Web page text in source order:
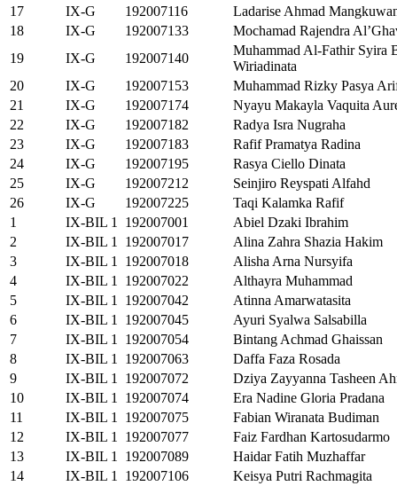
17
IX-G 192007116
Ladarise Ahmad
18
IX-G 192007133
Mochamad Rajendra
19
IX-G 192007140
Muhammad Al-Fathir Syira
Wiriadinata
20
IX-G 192007153
Muhammad Rizky Pasya
21
IX-G 192007174
Nyayu Makayla Vaquita
22
IX-G 192007182
Radya Isra Nugraha
23
IX-G 192007183
Rafif Pramatya Radina
24
IX-G 192007195
Rasya Ciello Dinata
25
IX-G 192007212
Seinjiro Reyspati Alfahd
26
IX-G 192007225
Taqi Kalamka Rafif
1
IX-BIL 1 192007001
Abiel Dzaki Ibrahim
2
IX-BIL 1 192007017
Alina Zahra Shazia Hakim
3
IX-BIL 1 192007018
Alisha Arna Nursyifa
4
IX-BIL 1 192007022
Althayra Muhammad
5
IX-BIL 1 192007042
Atinna Amarwatasita
6
IX-BIL 1 192007045
Ayuri Syalwa Salsabilla
7
IX-BIL 1 192007054
Bintang Achmad Ghaissan
8
IX-BIL 1 192007063
Daffa Faza Rosada
9
IX-BIL 1 192007072
Dziya Zayyanna Tasheen
10
IX-BIL 1 192007074
Era Nadine Gloria Pradana
11
IX-BIL 1 192007075
Fabian Wiranata Budiman
12
IX-BIL 1 192007077
Faiz Fardhan Kartosudarmo
13
IX-BIL 1 192007089
Haidar Fatih Muzhaffar
14
IX-BIL 1 192007106
Keisya Putri Rachmagita